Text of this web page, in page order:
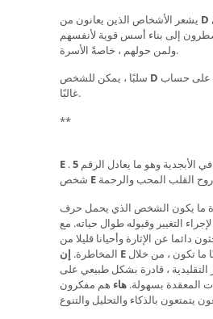
D
إلى بناء أسس قوية لأنفسهم
ولمن حولهم ، خاصةً الأسرة.
D
غالبًا.
**
E الأبجدية وهو ما يعادل الرقم 5
.
E
دائما عن الإثارة وأحيانا قليلا من
المخاطرة. إن E
التقليدية ، قادرة بشكل طبيعي على
المعقدة بسهولة. هاء هم مفكرون